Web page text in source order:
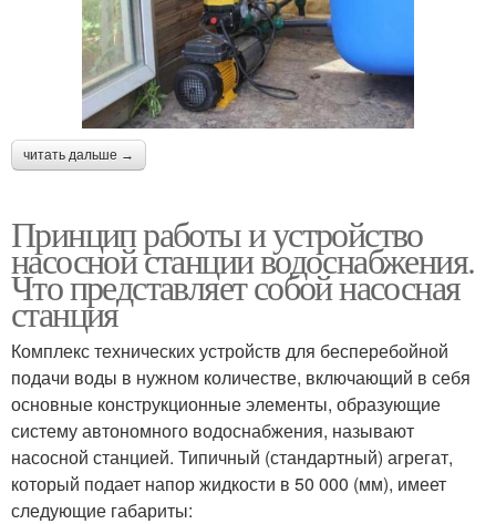
читать дальше →
Принцип работы и устройство
насосной станции водоснабжения.
Что представляет собой насосная
станция
Комплекс технических устройств для бесперебойной
подачи воды в нужном количестве, включающий в себя
основные конструкционные элементы, образующие
систему автономного водоснабжения, называют
насосной станцией. Типичный (стандартный) агрегат,
который подает напор жидкости в 50 000 (мм), имеет
следующие габариты: